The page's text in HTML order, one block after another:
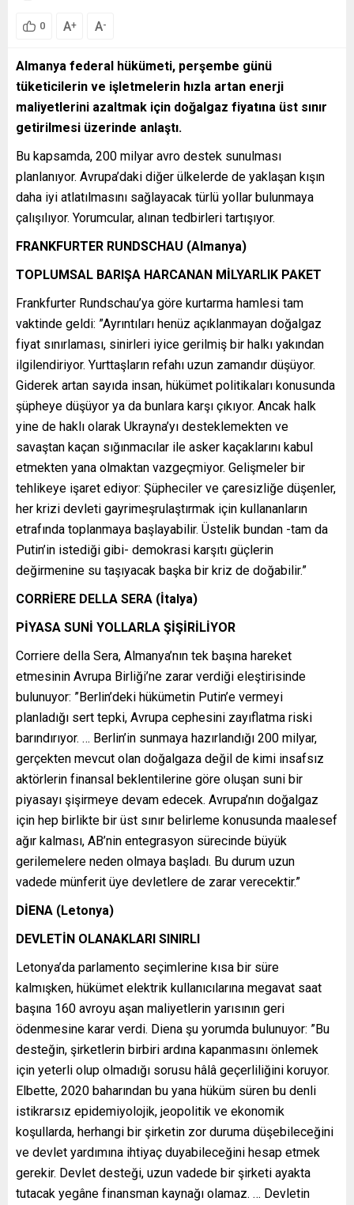
0 A+ A-
Almanya federal hükümeti, perşembe günü
tüketicilerin ve işletmelerin hızla artan enerji
maliyetlerini azaltmak için doğalgaz fiyatına üst sınır
getirilmesi üzerinde anlaştı.
Bu kapsamda, 200 milyar avro destek sunulması
planlanıyor. Avrupa’daki diğer ülkelerde de yaklaşan kışın
daha iyi atlatılmasını sağlayacak türlü yollar bulunmaya
çalışılıyor. Yorumcular, alınan tedbirleri tartışıyor.
FRANKFURTER RUNDSCHAU (Almanya)
TOPLUMSAL BARIŞA HARCANAN MİLYARLIK PAKET
Frankfurter Rundschau’ya göre kurtarma hamlesi tam
vaktinde geldi: ”Ayrıntıları henüz açıklanmayan doğalgaz
fiyat sınırlaması, sinirleri iyice gerilmiş bir halkı yakından
ilgilendiriyor. Yurttaşların refahı uzun zamandır düşüyor.
Giderek artan sayıda insan, hükümet politikaları konusunda
şüpheye düşüyor ya da bunlara karşı çıkıyor. Ancak halk
yine de haklı olarak Ukrayna’yı desteklemekten ve
savaştan kaçan sığınmacılar ile asker kaçaklarını kabul
etmekten yana olmaktan vazgeçmiyor. Gelişmeler bir
tehlikeye işaret ediyor: Şüpheciler ve çaresizliğe düşenler,
her krizi devleti gayrimeşrulaştırmak için kullananların
etrafında toplanmaya başlayabilir. Üstelik bundan -tam da
Putin’in istediği gibi- demokrasi karşıtı güçlerin
değirmenine su taşıyacak başka bir kriz de doğabilir.”
CORRİERE DELLA SERA (İtalya)
PİYASA SUNİ YOLLARLA ŞİŞİRİLİYOR
Corriere della Sera, Almanya’nın tek başına hareket
etmesinin Avrupa Birliği’ne zarar verdiği eleştirisinde
bulunuyor: ”Berlin’deki hükümetin Putin’e vermeyi
planladığı sert tepki, Avrupa cephesini zayıflatma riski
barındırıyor. … Berlin’in sunmaya hazırlandığı 200 milyar,
gerçekten mevcut olan doğalgaza değil de kimi insafsız
aktörlerin finansal beklentilerine göre oluşan suni bir
piyasayı şişirmeye devam edecek. Avrupa’nın doğalgaz
için hep birlikte bir üst sınır belirleme konusunda maalesef
ağır kalması, AB’nin entegrasyon sürecinde büyük
gerilemelere neden olmaya başladı. Bu durum uzun
vadede münferit üye devletlere de zarar verecektir.”
DİENA (Letonya)
DEVLETİN OLANAKLARI SINIRLI
Letonya’da parlamento seçimlerine kısa bir süre
kalmışken, hükümet elektrik kullanıcılarına megavat saat
başına 160 avroyu aşan maliyetlerin yarısının geri
ödenmesine karar verdi. Diena şu yorumda bulunuyor: ”Bu
desteğin, şirketlerin birbiri ardına kapanmasını önlemek
için yeterli olup olmadığı sorusu hâlâ geçerliliğini koruyor.
Elbette, 2020 baharından bu yana hüküm süren bu denli
istikrarsız epidemiyolojik, jeopolitik ve ekonomik
koşullarda, herhangi bir şirketin zor duruma düşebileceğini
ve devlet yardımına ihtiyaç duyabileceğini hesap etmek
gerekir. Devlet desteği, uzun vadede bir şirketi ayakta
tutacak yegâne finansman kaynağı olamaz. … Devletin